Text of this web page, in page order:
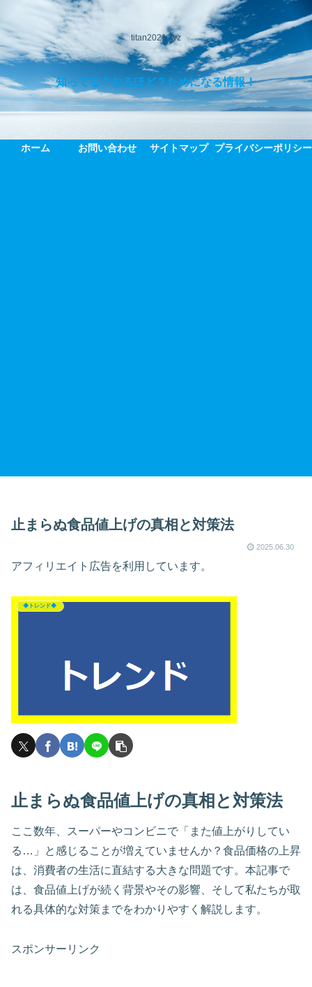
titan2021.xyz
知ってる？なるほど？ためになる情報！
ホーム お問い合わせ サイトマップ プライバシーポリシー
止まらぬ食品値上げの真相と対策法
2025.06.30
アフィリエイト広告を利用しています。
◆トレンド◆
止まらぬ食品値上げの真相と対策法
ここ数年、スーパーやコンビニで「また値上がりしてい
る…」と感じることが増えていませんか？食品価格の上昇
は、消費者の生活に直結する大きな問題です。本記事で
は、食品値上げが続く背景やその影響、そして私たちが取
れる具体的な対策までをわかりやすく解説します。
スポンサーリンク